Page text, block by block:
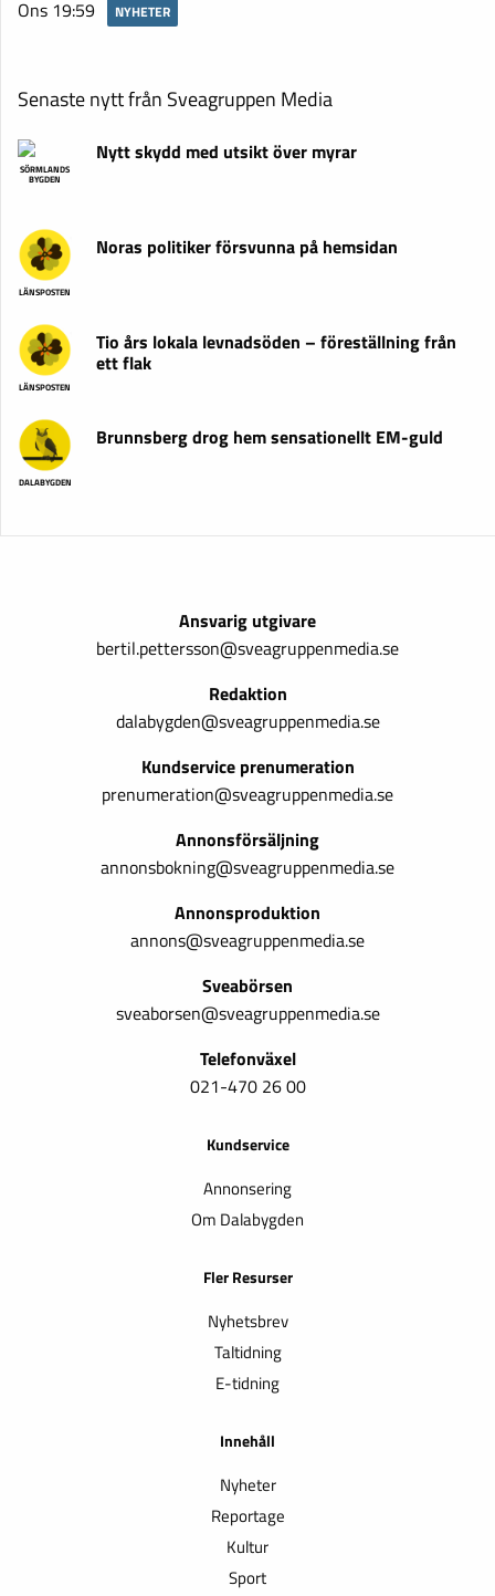
Ons 19:59
NYHETER
Senaste nytt från Sveagruppen Media
SÖRMLANDS
BYGDEN
Nytt skydd med utsikt över myrar
LÄNSPOSTEN
Noras politiker försvunna på hemsidan
LÄNSPOSTEN
Tio års lokala levnadsöden – föreställning från
ett flak
DALABYGDEN
Brunnsberg drog hem sensationellt EM-guld
Ansvarig utgivare
bertil.pettersson@sveagruppenmedia.se
Redaktion
dalabygden@sveagruppenmedia.se
Kundservice prenumeration
prenumeration@sveagruppenmedia.se
Annonsförsäljning
annonsbokning@sveagruppenmedia.se
Annonsproduktion
annons@sveagruppenmedia.se
Sveabörsen
sveaborsen@sveagruppenmedia.se
Telefonväxel
021-470 26 00
Kundservice
Annonsering
Om Dalabygden
Fler Resurser
Nyhetsbrev
Taltidning
E-tidning
Innehåll
Nyheter
Reportage
Kultur
Sport